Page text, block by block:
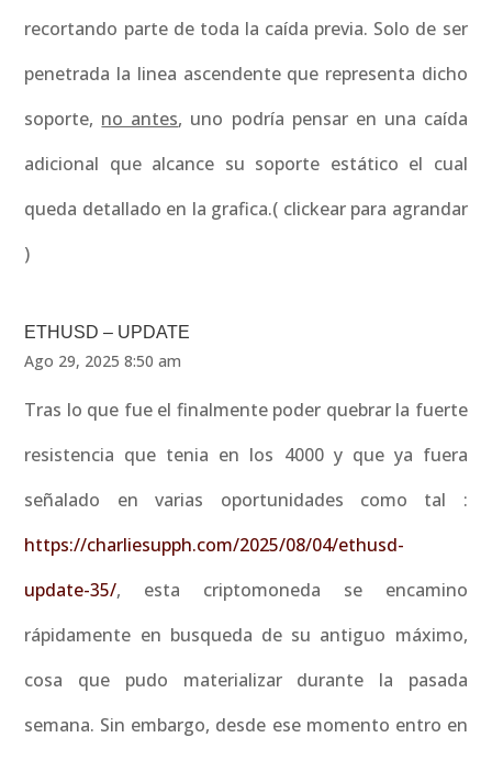
recortando parte de toda la caída previa. Solo de ser
penetrada la linea ascendente que representa dicho
soporte, no antes, uno podría pensar en una caída
adicional que alcance su soporte estático el cual
queda detallado en la grafica.( clickear para agrandar
)
ETHUSD – UPDATE
Ago 29, 2025 8:50 am
Tras lo que fue el finalmente poder quebrar la fuerte
resistencia que tenia en los 4000 y que ya fuera
señalado en varias oportunidades como tal :
https://charliesupph.com/2025/08/04/ethusd-
update-35/, esta criptomoneda se encamino
rápidamente en busqueda de su antiguo máximo,
cosa que pudo materializar durante la pasada
semana. Sin embargo, desde ese momento entro en